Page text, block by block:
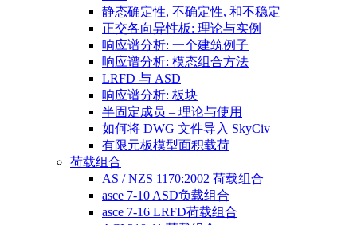
静态确定性, 不确定性, 和不稳定
正交各向异性板: 理论与实例
响应谱分析: 一个建筑例子
响应谱分析: 模态组合方法
LRFD 与 ASD
响应谱分析: 板块
半固定成员 – 理论与使用
如何将 DWG 文件导入 SkyCiv
有限元板模型面积载荷
荷载组合
AS / NZS 1170:2002 荷载组合
asce 7-10 ASD负载组合
asce 7-16 LRFD荷载组合